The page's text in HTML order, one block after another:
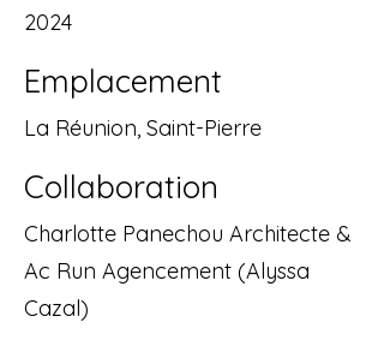
2024
Emplacement
La Réunion, Saint-Pierre
Collaboration
Charlotte Panechou Architecte &
Ac Run Agencement (Alyssa
Cazal)